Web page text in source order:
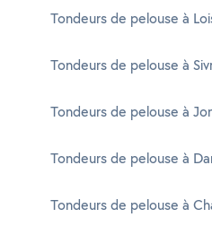
Tondeurs de pelouse à
Tondeurs de pelouse à
Tondeurs de pelouse à
Tondeurs de pelouse à
Tondeurs de pelouse à